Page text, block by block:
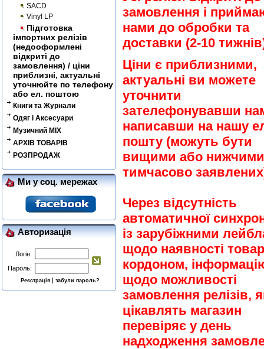
SACD
Vinyl LP
Підготовка
імпортних релізів
(недооформлені
відкриті до
замовлення) / ціни
приблизні, актуальні
уточнюйте по телефону
або ел. поштою
Книги та Журнали
Одяг і Аксесуари
Музичний MIX
АРХІВ ТОВАРІВ
РОЗПРОДАЖ
Ми у соц. мережах
Авторизація
Логін:
Пароль:
Реєстрація |забули пароль?
замовлення і
нами до обробки та
доставки (2-10
Ціни є приблизними,
актуальні ви можете
уточнити
зателефонувавши
написавши на нашу
пошту (можуть бути
вищими або нижчими
тимчасово
Через відсутність
автоматичної
із зарубіжними
щодо наявності
кордоном,
щодо можливості
замовлення релізів,
цікавлять магазин
перевіряє у день
надходження